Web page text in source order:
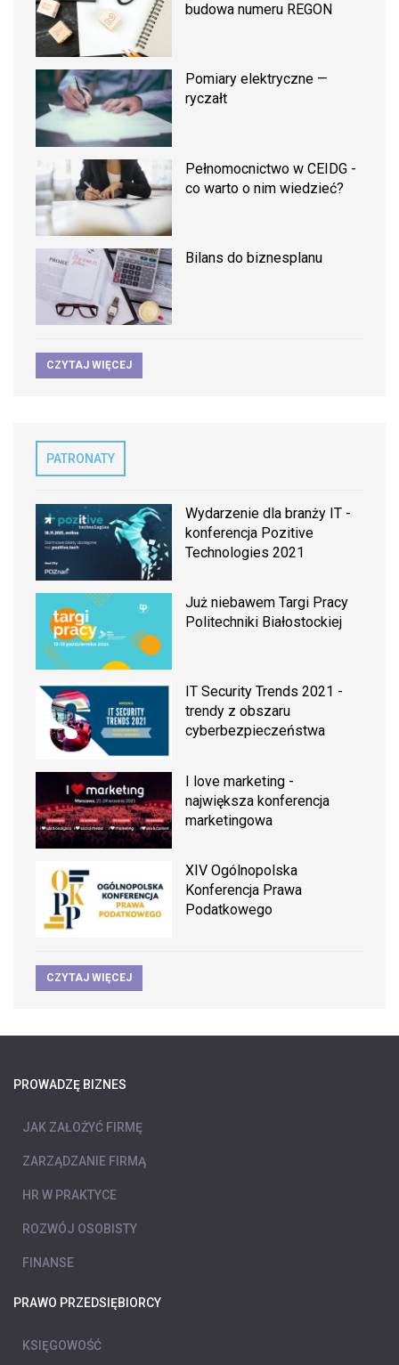
budowa numeru REGON
Pomiary elektryczne —
ryczałt
Pełnomocnictwo w CEIDG -
co warto o nim wiedzieć?
Bilans do biznesplanu
CZYTAJ WIĘCEJ
PATRONATY
Wydarzenie dla branży IT -
konferencja Pozitive
Technologies 2021
Już niebawem Targi Pracy
Politechniki Białostockiej
IT Security Trends 2021 -
trendy z obszaru
cyberbezpieczeństwa
I love marketing -
największa konferencja
marketingowa
XIV Ogólnopolska
Konferencja Prawa
Podatkowego
CZYTAJ WIĘCEJ
PROWADZĘ BIZNES
JAK ZAŁOŻYĆ FIRMĘ
ZARZĄDZANIE FIRMĄ
HR W PRAKTYCE
ROZWÓJ OSOBISTY
FINANSE
PRAWO PRZEDSIĘBIORCY
KSIĘGOWOŚĆ